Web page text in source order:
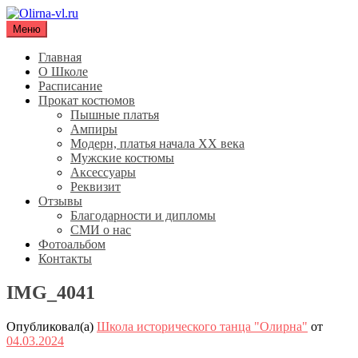
Перейти
содержимому
Olirna-vl.ru
Школа исторического танца "Олирна"
Меню
Главная
О Школе
Расписание
Прокат костюмов
Пышные платья
Ампиры
Модерн, платья начала XX века
Мужские костюмы
Аксессуары
Реквизит
Отзывы
Благодарности и дипломы
СМИ о нас
Фотоальбом
Контакты
IMG_4041
Опубликовал(а) Школа исторического танца "Олирна" от
04.03.2024